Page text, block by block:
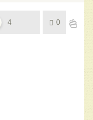
4 0